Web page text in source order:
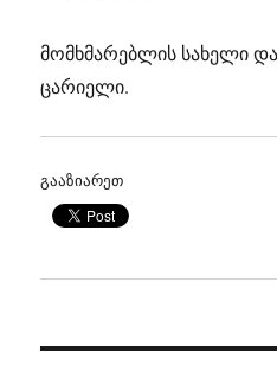
მომხმარებლის სახელი
ცარიელი.
გააზიარეთ